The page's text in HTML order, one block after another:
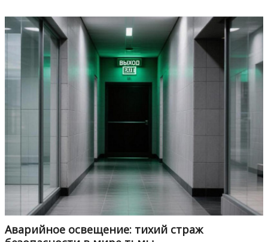
Аварийное освещение: тихий страж